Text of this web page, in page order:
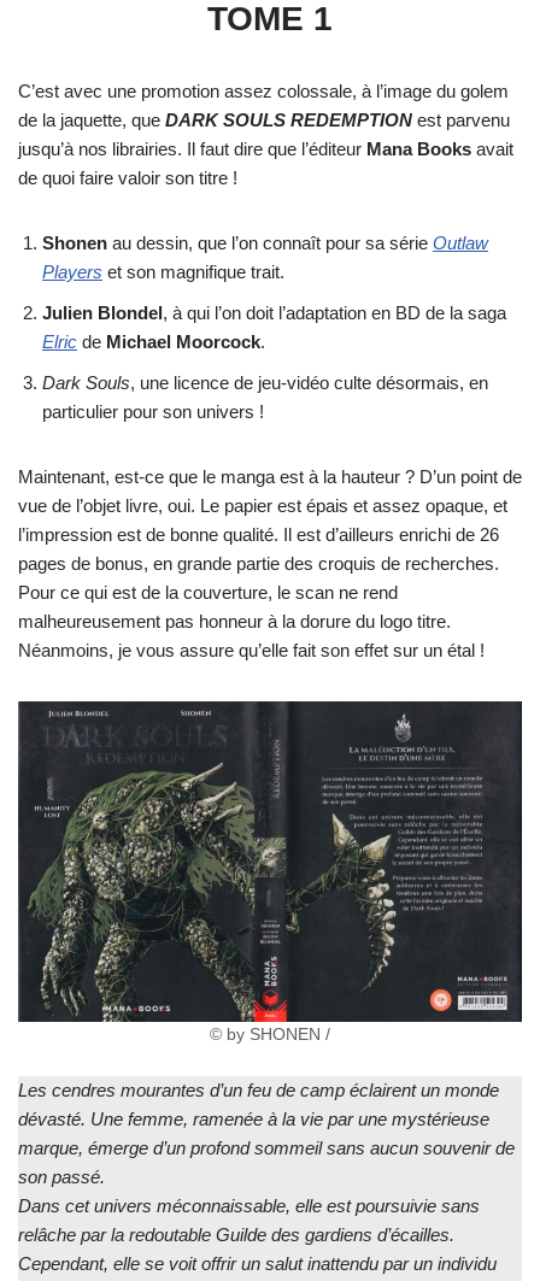
TOME 1
C’est avec une promotion assez colossale, à l’image du golem
de la jaquette, que DARK SOULS REDEMPTION est parvenu
jusqu’à nos librairies. Il faut dire que l’éditeur Mana Books avait
de quoi faire valoir son titre !
Shonen au dessin, que l’on connaît pour sa série Outlaw
Players et son magnifique trait.
Julien Blondel , à qui l’on doit l’adaptation en BD de la saga
Elric de Michael Moorcock.
Dark Souls, une licence de jeu-vidéo culte désormais, en
particulier pour son univers !
Maintenant, est-ce que le manga est à la hauteur ? D’un point de
vue de l’objet livre, oui. Le papier est épais et assez opaque, et
l’impression est de bonne qualité. Il est d’ailleurs enrichi de 26
pages de bonus, en grande partie des croquis de recherches.
Pour ce qui est de la couverture, le scan ne rend
malheureusement pas honneur à la dorure du logo titre.
Néanmoins, je vous assure qu’elle fait son effet sur un étal !
© by SHONEN /
Les cendres mourantes d’un feu de camp éclairent un monde
dévasté. Une femme, ramenée à la vie par une mystérieuse
marque, émerge d’un profond sommeil sans aucun souvenir de
son passé.
Dans cet univers méconnaissable, elle est poursuivie sans
relâche par la redoutable Guilde des gardiens d’écailles.
Cependant, elle se voit offrir un salut inattendu par un individu